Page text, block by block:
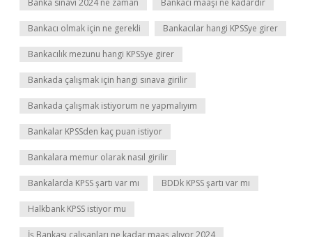
Banka sınavı 2024 ne zaman Bankacı maaşı ne kadardır
Bankacı olmak için ne gerekli Bankacılar hangi KPSSye girer
Bankacılık mezunu hangi KPSSye girer
Bankada çalışmak için hangi sınava girilir
Bankada çalışmak istiyorum ne yapmalıyım
Bankalar KPSSden kaç puan istiyor
Bankalara memur olarak nasıl girilir
Bankalarda KPSS şartı var mı BDDk KPSS şartı var mı
Halkbank KPSS istiyor mu
İş Bankası çalışanları ne kadar maaş alıyor 2024